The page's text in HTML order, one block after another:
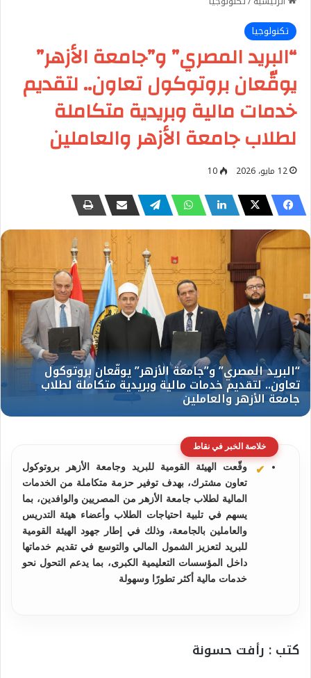
تكنولوجيا
“البريد المصري” و”جامعة الأزهر”
يوقّعان بروتوكول تعاون.. لتقديم
خدمات مالية وبريدية متكاملة
لطلاب جامعة الأزهر والعاملين
12 مايو، 2026 10
خلاصة الخبر في نقاط
وقّعت الهيئة القومية للبريد وجامعة الأزهر بروتوكول
تعاون مشترك، بهدف توفير حزمة متكاملة من الخدمات
المالية لطلاب جامعة الأزهر من المصريين والوافدين، بما
يسهم في تلبية احتياجات الطلاب وأعضاء هيئة التدريس
والعاملين بالجامعة، وذلك في إطار جهود الهيئة القومية
للبريد لتعزيز الشمول المالي والتوسع في تقديم خدماتها
داخل المؤسسات التعليمية الكبرى، بما يدعم التحول نحو
خدمات مالية أكثر تطورًا وسهولة
كتب : رأفت حسونة